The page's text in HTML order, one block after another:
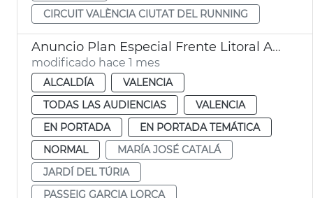
CIRCUIT VALÈNCIA CIUTAT DEL RUNNING
Anuncio Plan Especial Frente Litoral Ayuntamiento València
modificado hace 1 mes
ALCALDÍA
VALENCIA
TODAS LAS AUDIENCIAS
VALENCIA
EN PORTADA
EN PORTADA TEMÁTICA
NORMAL
MARÍA JOSÉ CATALÁ
JARDÍ DEL TÚRIA
PASSEIG GARCIA LORCA